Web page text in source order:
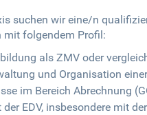
suchen wir eine/n
folgendem Profil:
als ZMV oder
und Organisation
im Bereich Abrechnung
EDV, insbesondere mit